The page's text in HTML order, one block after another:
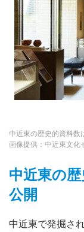
中近東の歴史的資料数
画像提供：中近東文化
中近東の
公開
中近東で発掘さ